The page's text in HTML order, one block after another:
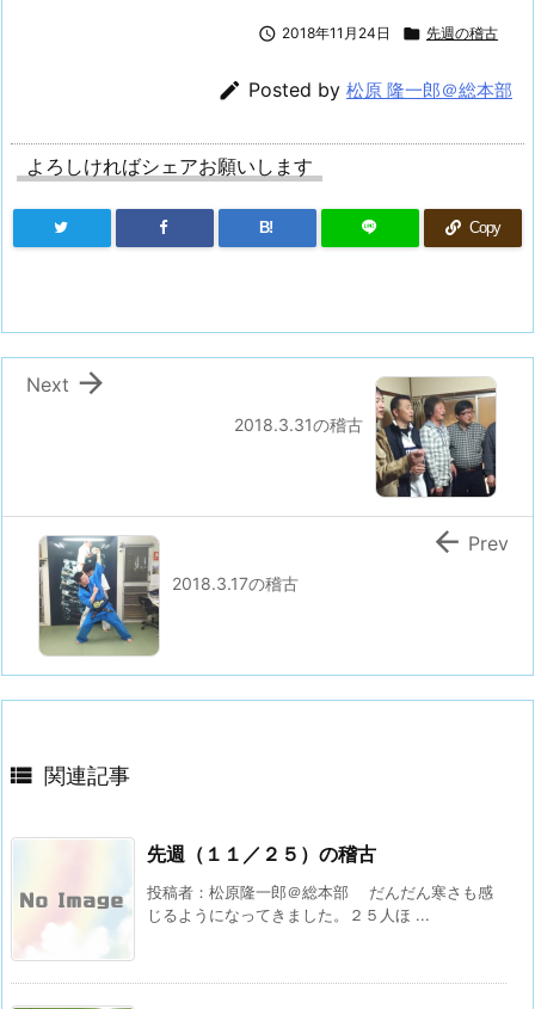
 2018年11月24日  先週の稽古
 Posted by 松原 隆一郎＠総本部
よろしければシェアお願いします
B! Copy
2018.3.31の稽古

Next
2018.3.17の稽古
 Prev
 関連記事
先週（１１／２５）の稽古
投稿者：松原隆一郎＠総本部 だんだん寒さも感
じるようになってきました。２５人ほ ...